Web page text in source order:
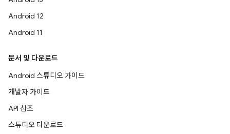
Android 12
Android 11
문서 및 다운로드
Android 스튜디오 가이드
개발자 가이드
API 참조
스튜디오 다운로드